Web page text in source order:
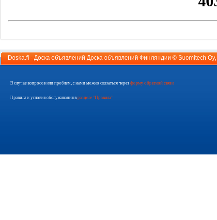
Doska.fi - Доска объявлений Доска объявлений Финляндии © Suomitech Oy
В случае вопросов или проблем, с нами можно связаться через форму обратной связи
Правила и условия обслуживания в разделе "Правила"